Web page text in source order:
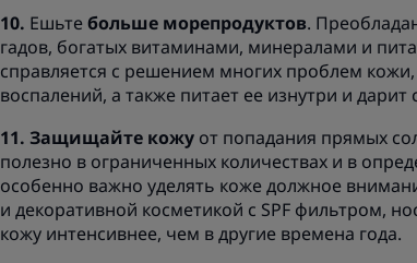
Ешьтебольше морепродуктов.
гадов, богатых витаминами, минералами и
справляется с решением многих проблем кожи,
воспалений, а также питает ее изнутри и
Защищайте кожу от попадания прямых
полезно в ограниченных количествах и в
особенно важно уделять коже должное
и декоративной косметикой с SPF фильтром,
кожу интенсивнее, чем в другие времена года.